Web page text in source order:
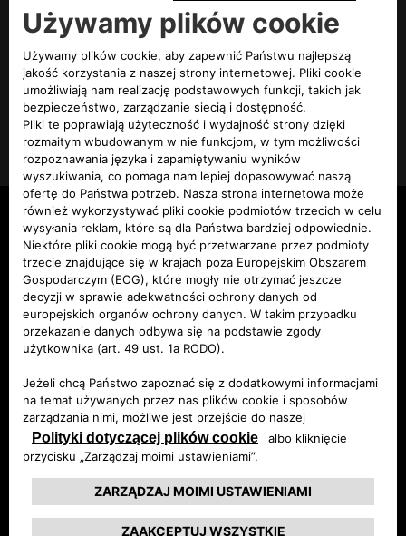
Modele
Nowy Abarth 600e
Abarth 500e
OPCJE ZAKUPU
Od ręki
Konfigurator
Obsługa klienta
Znajdź dealera
Zamów Ofertę